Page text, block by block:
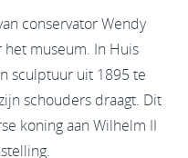
conservator Wendy
museum. In Huis
sculptuur uit 1895 te
schouders draagt. Dit
koning aan Wilhelm II